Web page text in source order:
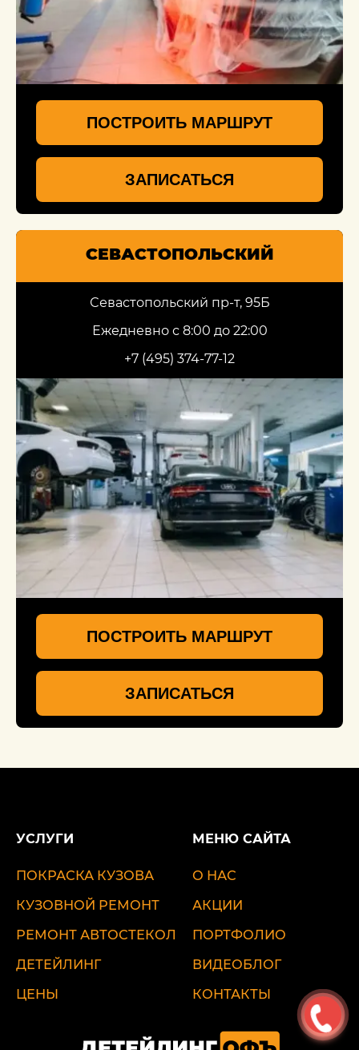
ПОСТРОИТЬ МАРШРУТ
ЗАПИСАТЬСЯ
СЕВАСТОПОЛЬСКИЙ
Севастопольский пр-т, 95Б
Ежедневно с 8:00 до 22:00
+7 (495) 374-77-12
ПОСТРОИТЬ МАРШРУТ
ЗАПИСАТЬСЯ
УСЛУГИ
ПОКРАСКА КУЗОВА
КУЗОВНОЙ РЕМОНТ
РЕМОНТ АВТОСТЕКОЛ
ДЕТЕЙЛИНГ
ЦЕНЫ
МЕНЮ САЙТА
О НАС
АКЦИИ
ПОРТФОЛИО
ВИДЕОБЛОГ
КОНТАКТЫ